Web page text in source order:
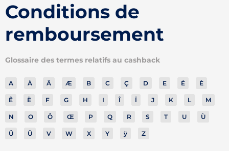
Conditions de
remboursement
Glossaire des termes relatifs au cashback
A À Â Æ B C Ç D E É È
Ê Ë F G H I Î Ï J K L M
N O Ô Œ P Q R S T U Ù
Û Ü V W X Y ÿ Z